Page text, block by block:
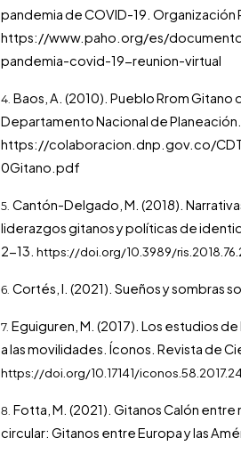
pandemia de COVID-19. Organización
https://www.paho.org/es/
pandemia-covid-19-reunion-virtual
Baos, A. (2010). Pueblo Rrom
Departamento Nacional de Planeación.
https://colaboracion.dnp.gov.co/
0Gitano.pdf
Cantón-Delgado, M. (2018).
liderazgos gitanos y políticas de
2-13.https://doi.org/10.3989/
Cortés, I. (2021). Sueños y sombras
Eguiguren, M. (2017). Los estudios
a las movilidades. Íconos. Revista de
https://doi.org/10.17141/
Fotta, M. (2021). Gitanos Calón
circular: Gitanos entre Europa y las